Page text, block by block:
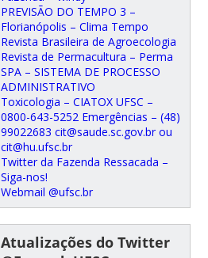
PREVISÃO DO TEMPO 3 –
Florianópolis – Clima Tempo
Revista Brasileira de Agroecologia
Revista de Permacultura – Perma
SPA – SISTEMA DE PROCESSO
ADMINISTRATIVO
Toxicologia – CIATOX UFSC –
0800-643-5252 Emergências – (48)
99022683 cit@saude.sc.gov.br ou
cit@hu.ufsc.br
Twitter da Fazenda Ressacada –
Siga-nos!
Webmail @ufsc.br
Atualizações do Twitter